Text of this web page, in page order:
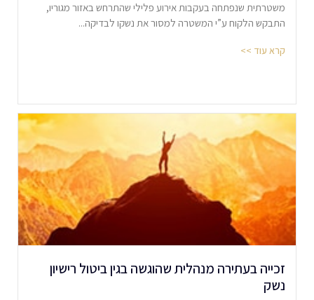
משטרתית שנפתחה בעקבות אירוע פלילי שהתרחש באזור מגוריו,
התבקש הלקוח ע”י המשטרה למסור את נשקו לבדיקה...
קרא עוד >>
זכייה בעתירה מנהלית שהוגשה בגין ביטול רישיון
נשק